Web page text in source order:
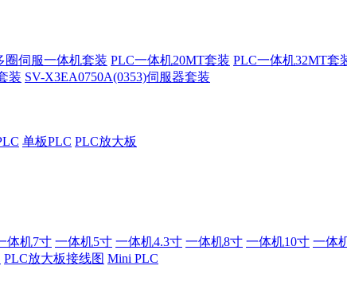
圈伺服一体机套装 PLC一体机20MT套装 PLC一体机32MT套
装 SV-X3EA0750A(0353)伺服器套装
单板PLC PLC放大板
体机7寸 一体机5寸 一体机4.3寸 一体机8寸 一体机10寸 一体
PLC放大板接线图 Mini PLC